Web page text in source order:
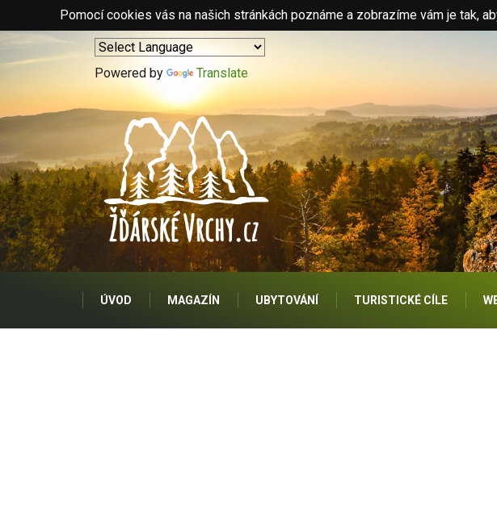
Pomocí cookies vás na našich stránkách poznáme a zobrazíme vám je tak,
Powered by Translate
ÚVOD MAGAZÍN UBYTOVÁNÍ TURISTICKÉ CÍLE